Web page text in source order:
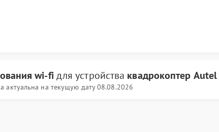
wi-fiдля устройства квадрокоптер Autel
актуальна на текущую дату 08.08.2026